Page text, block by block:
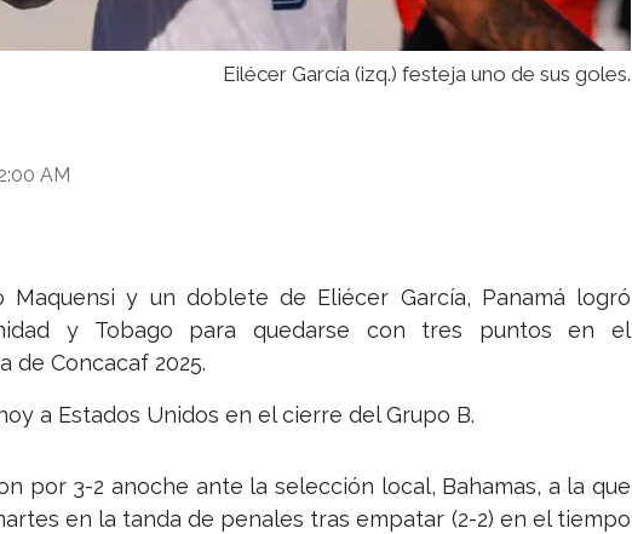
Eilécer García (izq.) festeja uno de sus goles.
AM
y un doblete de Eliécer García, Panamá logró
y Tobago para quedarse con tres puntos en el
de Concacaf 2025.
a Estados Unidos en el cierre del Grupo B.
por 3-2 anoche ante la selección local, Bahamas, a la que
en la tanda de penales tras empatar (2-2) en el tiempo